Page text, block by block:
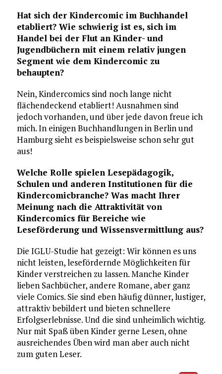
Hat sich der Kindercomic im Buchhandel
etabliert? Wie schwierig ist es, sich im
Handel bei der Flut an Kinder- und
Jugendbüchern mit einem relativ jungen
Segment wie dem Kindercomic zu
behaupten?
Nein, Kindercomics sind noch lange nicht
flächendeckend etabliert! Ausnahmen sind
jedoch vorhanden, und über jede davon freue ich
mich. In einigen Buchhandlungen in Berlin und
Hamburg sieht es beispielsweise schon sehr gut
aus!
Welche Rolle spielen Lesepädagogik,
Schulen und anderen Institutionen für die
Kindercomicbranche? Was macht Ihrer
Meinung nach die Attraktivität von
Kindercomics für Bereiche wie
Leseförderung und Wissensvermittlung aus?
Die IGLU-Studie hat gezeigt: Wir können es uns
nicht leisten, lesefördernde Möglichkeiten für
Kinder verstreichen zu lassen. Manche Kinder
lieben Sachbücher, andere Romane, aber ganz
viele Comics. Sie sind eben häufig dünner, lustiger,
attraktiv bebildert und bieten schnellere
Erfolgserlebnisse. Und die sind unheimlich wichtig.
Nur mit Spaß üben Kinder gerne Lesen, ohne
ausreichendes Üben wird man aber auch nicht
zum guten Leser.